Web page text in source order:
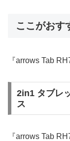
ここがおす
『arrows Tab
2in1 タブレ
ス
『arrows Tab